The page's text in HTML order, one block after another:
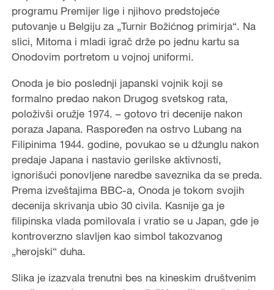
programu Premijer lige i njihovo predstojeće
putovanje u Belgiju za „Turnir Božićnog primirja“. Na
slici, Mitoma i mladi igrač drže po jednu kartu sa
Onodovim portretom u vojnoj uniformi.
Onoda je bio poslednji japanski vojnik koji se
formalno predao nakon Drugog svetskog rata,
položivši oružje 1974. – gotovo tri decenije nakon
poraza Japana. Raspoređen na ostrvo Lubang na
Filipinima 1944. godine, povukao se u džunglu nakon
predaje Japana i nastavio gerilske aktivnosti,
ignorišući ponovljene naredbe saveznika da se preda.
Prema izveštajima BBC-a, Onoda je tokom svojih
decenija skrivanja ubio 30 civila. Kasnije ga je
filipinska vlada pomilovala i vratio se u Japan, gde je
kontroverzno slavljen kao simbol takozvanog
„herojski“ duha.
Slika je izazvala trenutni bes na kineskim društvenim